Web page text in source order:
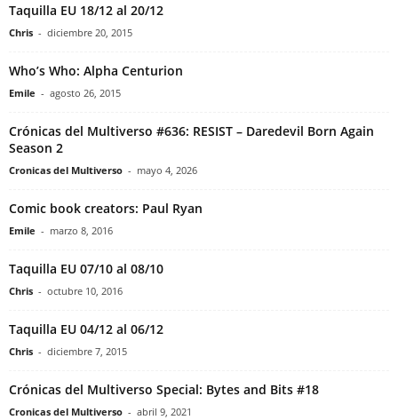
Taquilla EU 18/12 al 20/12
Chris - diciembre 20, 2015
Who’s Who: Alpha Centurion
Emile - agosto 26, 2015
Crónicas del Multiverso #636: RESIST – Daredevil Born Again
Season 2
Cronicas del Multiverso - mayo 4, 2026
Comic book creators: Paul Ryan
Emile - marzo 8, 2016
Taquilla EU 07/10 al 08/10
Chris - octubre 10, 2016
Taquilla EU 04/12 al 06/12
Chris - diciembre 7, 2015
Crónicas del Multiverso Special: Bytes and Bits #18
Cronicas del Multiverso - abril 9, 2021